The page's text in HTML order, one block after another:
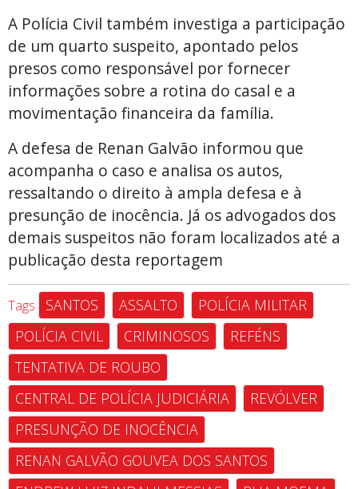
A Polícia Civil também investiga a participação
de um quarto suspeito, apontado pelos
presos como responsável por fornecer
informações sobre a rotina do casal e a
movimentação financeira da família.
A defesa de Renan Galvão informou que
acompanha o caso e analisa os autos,
ressaltando o direito à ampla defesa e à
presunção de inocência. Já os advogados dos
demais suspeitos não foram localizados até a
publicação desta reportagem
Tags SANTOS ASSALTO
POLÍCIA MILITAR
POLÍCIA CIVIL
CRIMINOSOS
REFÉNS
TENTATIVA DE ROUBO
CENTRAL DE POLÍCIA JUDICIÁRIA
REVÓLVER
PRESUNÇÃO DE INOCÊNCIA
RENAN GALVÃO GOUVEA DOS SANTOS